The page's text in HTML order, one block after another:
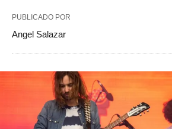
PUBLICADO POR
Angel Salazar